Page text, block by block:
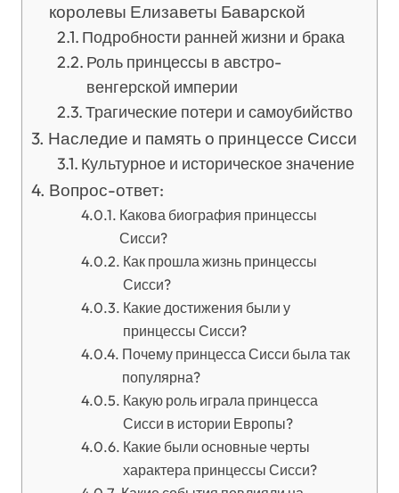
королевы Елизаветы Баварской
Подробности ранней жизни и брака
Роль принцессы в австро-
венгерской империи
Трагические потери и самоубийство
Наследие и память о принцессе Сисси
Культурное и историческое значение
Вопрос-ответ:
Какова биография принцессы
Сисси?
Как прошла жизнь принцессы
Сисси?
Какие достижения были у
принцессы Сисси?
Почему принцесса Сисси была так
популярна?
Какую роль играла принцесса
Сисси в истории Европы?
Какие были основные черты
характера принцессы Сисси?